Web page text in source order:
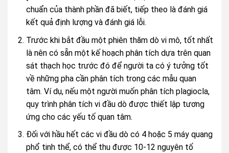
chuẩn của thành phần đã biết, tiếp theo là đánh giá
kết quả định lượng và đánh giá lỗi.
Trước khi bắt đầu một phiên thăm dò vi mô, tốt nhất
là nên có sẵn một kế hoạch phân tích dựa trên quan
sát thạch học trước đó để người ta có ý tưởng tốt
về những pha cần phân tích trong các mẫu quan
tâm. Ví dụ, nếu một người muốn phân tích plagiocla,
quy trình phân tích vi đầu dò được thiết lập tương
ứng cho các yếu tố quan tâm.
Đối với hầu hết các vi đầu dò có 4 hoặc 5 máy quang
phổ tinh thể, có thể thu được 10-12 nguyên tố